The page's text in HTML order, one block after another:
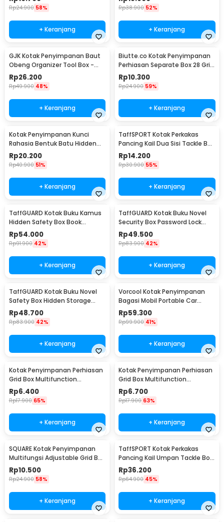
Rp24.900 58%
+ Keranjang
Rp38.900 52%
+ Keranjang
GJK Kotak Penyimpanan Baut
Obeng Organizer Tool Box -
Z20
Rp26.200
Rp49.900 48%
+ Keranjang
Biutte.co Kotak Penyimpanan
Perhiasan Separate Box 28 Grid
- SN-14
Rp10.300
Rp24.900 59%
+ Keranjang
Kotak Penyimpanan Kunci
Rahasia Bentuk Batu Hidden
Key Box - B0521
Rp20.200
Rp40.900 51%
+ Keranjang
TaffSPORT Kotak Perkakas
Pancing Kail Dua Sisi Tackle Box
14 Grid - LX01
Rp14.200
Rp30.900 55%
+ Keranjang
TaffGUARD Kotak Buku Kamus
Hidden Safety Box Book
Password Lock Size S - KB-10P
Rp54.000
Rp91.900 42%
+ Keranjang
TaffGUARD Kotak Buku Novel
Security Box Password Lock
Size S - KB-20P
Rp49.500
Rp83.900 42%
+ Keranjang
TaffGUARD Kotak Buku Novel
Safety Box Hidden Storage
Password Lock - KB-30P
Rp48.700
Rp83.900 42%
+ Keranjang
Vorcool Kotak Penyimpanan
Bagasi Mobil Portable Car
Storage Box 25 L - VL25
Rp59.300
Rp99.900 41%
+ Keranjang
Kotak Penyimpanan Perhiasan
Grid Box Multifunction
Organizer 24 Slot - J13/J24
Rp6.400
Rp17.900 65%
+ Keranjang
Kotak Penyimpanan Perhiasan
Grid Box Multifunction
Organizer 13 Slot - J13/J24
Rp6.700
Rp17.900 63%
+ Keranjang
SQUARE Kotak Penyimpanan
Multifungsi Adjustable Grid Box
24 Slot - J24D
Rp10.500
Rp24.900 58%
+ Keranjang
TaffSPORT Kotak Perkakas
Pancing Kail Umpan Tackle Box
14 Grid - LYH-1017
Rp36.200
Rp64.900 45%
+ Keranjang